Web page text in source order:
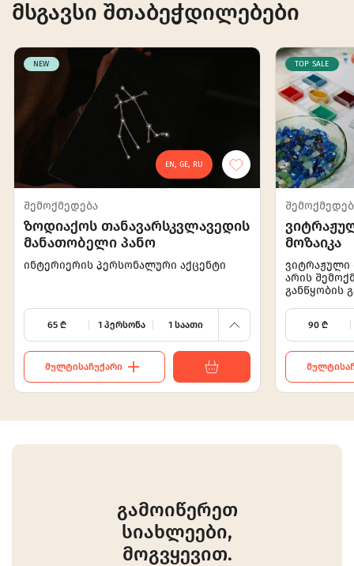
მსგავსი შთაბეჭდილებები
NEW
EN, GE, RU
შემოქმედება
ზოდიაქოს თანავარსკვლავედის
მანათობელი პანო
ინტერიერის პერსონალური აქცენტი
65₾ 1 პერსონა 1 საათი
130
195
ᲛᲣᲚᲢᲘᲡᲐᲩᲣᲥᲐᲠᲘ
TOP SALE
მოზაიკა
ვიტრაჟული
არის
განწყობის
90 ₾
90
150
გამოიწერეთ
სიახლეები,
მოგვყევით.